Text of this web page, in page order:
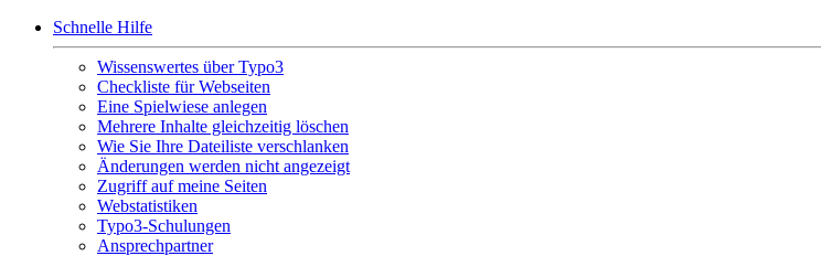
Schnelle Hilfe
Wissenswertes über Typo3
Checkliste für Webseiten
Eine Spielwiese anlegen
Mehrere Inhalte gleichzeitig löschen
Wie Sie Ihre Dateiliste verschlanken
Änderungen werden nicht angezeigt
Zugriff auf meine Seiten
Webstatistiken
Typo3-Schulungen
Ansprechpartner